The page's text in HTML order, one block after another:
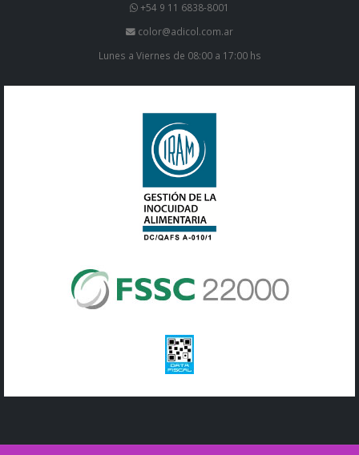
+54 9 11 6838-8001
color@adicol.com.ar
Lunes a Viernes de 08:00 a 17:00 hs